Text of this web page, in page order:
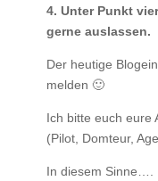
4. Unter Punkt
gerne auslassen.
Der heutige
melden 🙂
Ich bitte euch eure
(Pilot, Domteur,
In diesem Sinne….